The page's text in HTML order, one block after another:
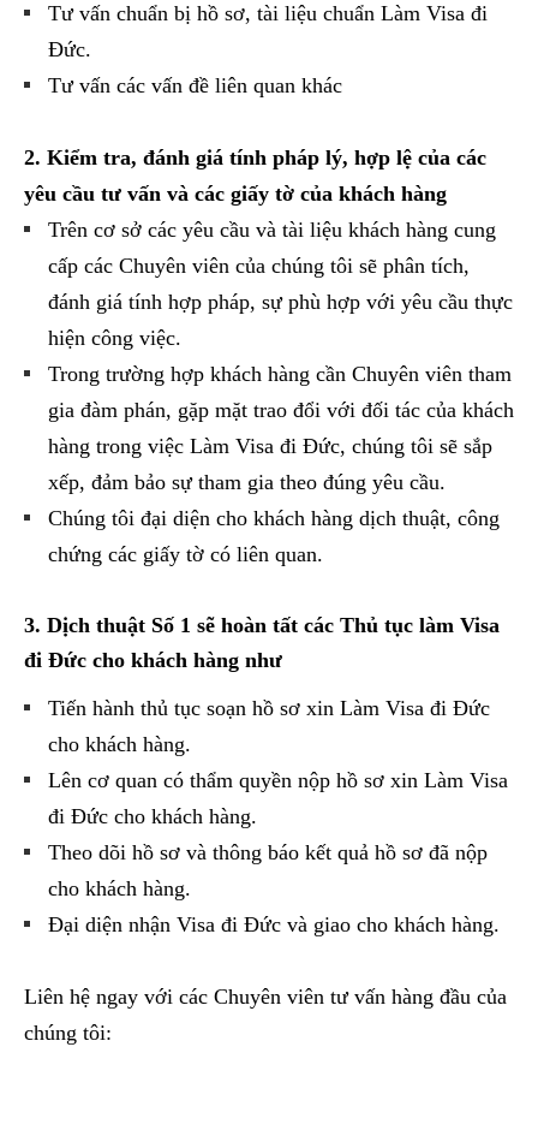
Tư vấn chuẩn bị hồ sơ, tài liệu chuẩn Làm Visa đi
Đức.
Tư vấn các vấn đề liên quan khác
2. Kiểm tra, đánh giá tính pháp lý, hợp lệ của các
yêu cầu tư vấn và các giấy tờ của khách hàng
Trên cơ sở các yêu cầu và tài liệu khách hàng cung
cấp các Chuyên viên của chúng tôi sẽ phân tích,
đánh giá tính hợp pháp, sự phù hợp với yêu cầu thực
hiện công việc.
Trong trường hợp khách hàng cần Chuyên viên tham
gia đàm phán, gặp mặt trao đổi với đối tác của khách
hàng trong việc Làm Visa đi Đức, chúng tôi sẽ sắp
xếp, đảm bảo sự tham gia theo đúng yêu cầu.
Chúng tôi đại diện cho khách hàng dịch thuật, công
chứng các giấy tờ có liên quan.
3. Dịch thuật Số 1 sẽ hoàn tất các Thủ tục làm Visa
đi Đức cho khách hàng như
Tiến hành thủ tục soạn hồ sơ xin Làm Visa đi Đức
cho khách hàng.
Lên cơ quan có thẩm quyền nộp hồ sơ xin Làm Visa
đi Đức cho khách hàng.
Theo dõi hồ sơ và thông báo kết quả hồ sơ đã nộp
cho khách hàng.
Đại diện nhận Visa đi Đức và giao cho khách hàng.
Liên hệ ngay với các Chuyên viên tư vấn hàng đầu của
chúng tôi: